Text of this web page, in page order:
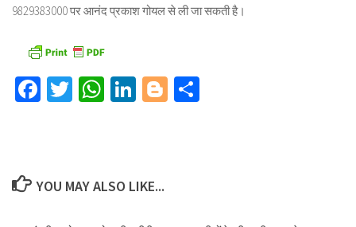
9829383000 पर आनंद प्रकाश गोयल से ली जा सकती है।
Facebook
TwitterWhatsApp
LinkedIn
Blogger
YOU MAY ALSO LIKE...